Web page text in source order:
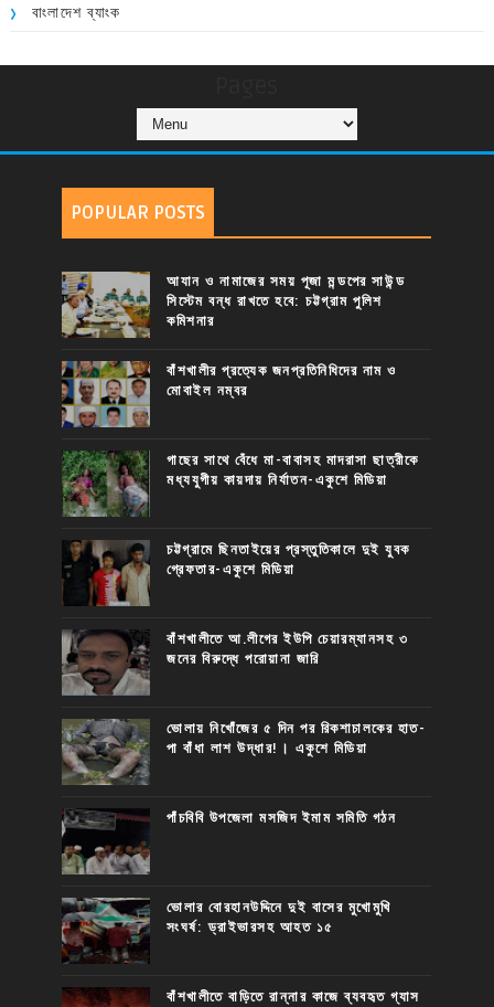
বাংলাদেশ ব্যাংক
POPULAR POSTS
আযান ও নামাজের সময় পূজা মন্ডপের সাউন্ড
সিস্টেম বন্ধ রাখতে হবে: চট্টগ্রাম পুলিশ
কমিশনার
বাঁশখালীর প্রত্যেক জনপ্রতিনিধিদের নাম ও
মোবাইল নম্বর
গাছের সাথে বেঁধে মা-বাবাসহ মাদরাসা ছাত্রীকে
মধ্যযুগীয় কায়দায় নির্যাতন-একুশে মিডিয়া
চট্টগ্রামে ছিনতাইয়ের প্রস্তুতিকালে দুই যুবক
গ্রেফতার-একুশে মিডিয়া
বাঁশখালীতে আ.লীগের ইউপি চেয়ারম্যানসহ ৩
জনের বিরুদ্ধে পরোয়ানা জারি
ভোলায় নিখোঁজের ৫ দিন পর রিকশাচালকের হাত-
পা বাঁধা লাশ উদ্ধার!। একুশে মিডিয়া
পাঁচবিবি উপজেলা মসজিদ ইমাম সমিতি গঠন
ভোলার বোরহানউদ্দিনে দুই বাসের মুখোমুখি
সংঘর্ষ: ড্রাইভারসহ আহত ১৫
বাঁশখালীতে বাড়িতে রান্নার কাজে ব্যবহৃত গ্যাস